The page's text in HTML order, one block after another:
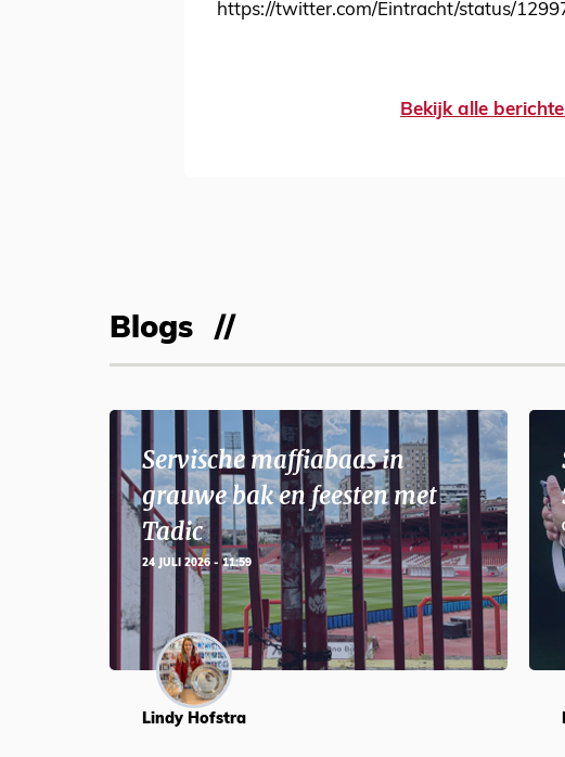
https://twitter.com/Eintracht/status/
Bekijk alle
Blogs
Servische maffiabaas in
grauwe bak en feesten met
Tadic
24 JULI 2026 - 11:59
Lindy Hofstra